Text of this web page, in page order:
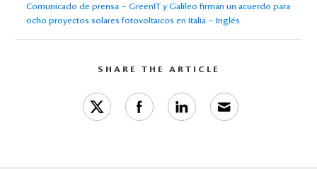
Comunicado de prensa – GreenIT y Galileo firman un acuerdo para
ocho proyectos solares fotovoltaicos en Italia – Inglés
SHARE THE ARTICLE